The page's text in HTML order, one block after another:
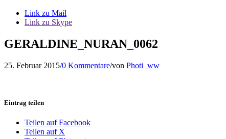
Link zu Mail
Link zu Skype
GERALDINE_NURAN_0062
25. Februar 2015/0 Kommentare/von Photi_ww
Eintrag teilen
Teilen auf Facebook
Teilen auf X